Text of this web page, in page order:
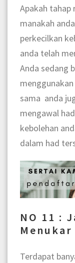
Apakah tahap
manakah
perkecilkan
anda telah
Anda sedang
sama anda
mengawal
kebolehan
dalam had
NO 11 :
Terdapat